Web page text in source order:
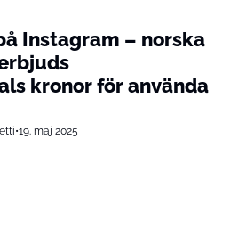
Instagram – norska
kronor för använda
•19. maj 2025